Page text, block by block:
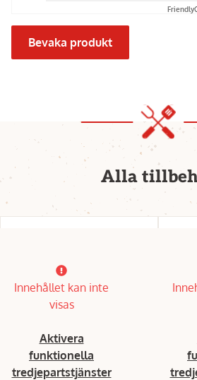
Friendly
Bevaka produkt
Alla
Innehållet kan inte
visas
Aktivera
funktionella
tredjepartstjänster